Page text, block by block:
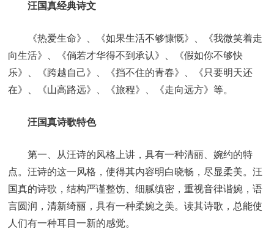
汪国真经典诗文
《热爱生命》、《如果生活不够慷慨》、《我微笑着走
向生活》、《倘若才华得不到承认》、《假如你不够快
乐》、《跨越自己》、《挡不住的青春》、《只要明天还
在》、《山高路远》、《旅程》、《走向远方》等。
汪国真诗歌特色
第一、从汪诗的风格上讲，具有一种清丽、婉约的特
点。汪诗的这一风格，使得其内容明白晓畅，尽显柔美。汪
国真的诗歌，结构严谨整饬、细腻缜密，重视音律谐婉，语
言圆润，清新绮丽，具有一种柔婉之美。读其诗歌，总能使
人们有一种耳目一新的感觉。